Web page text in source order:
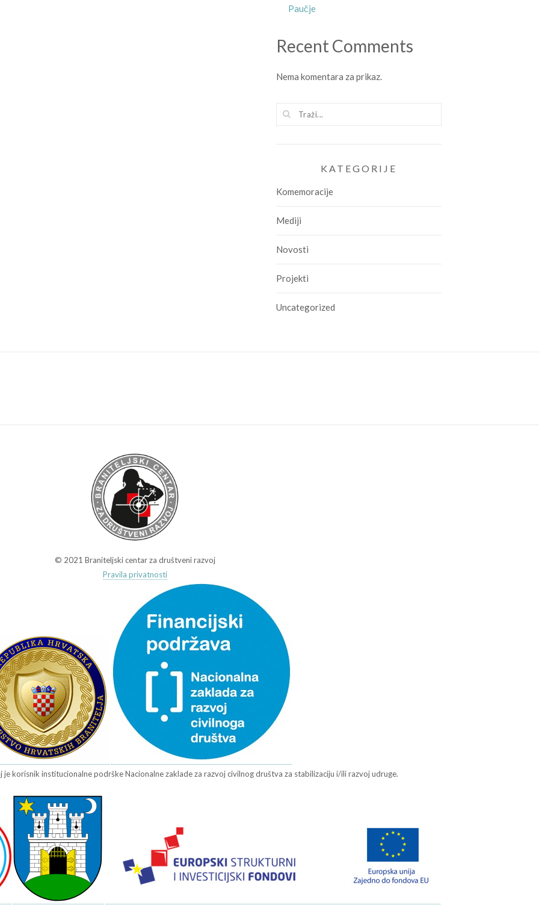
Paučje
Recent Comments
Nema komentara za prikaz.
KATEGORIJE
Komemoracije
Mediji
Novosti
Projekti
Uncategorized
© 2021 Braniteljski centar za društveni razvoj
Pravila privatnosti
korisnik institucionalne podrške Nacionalne zaklade za razvoj civilnog društva za stabilizaciju i/ili razvoj udruge.